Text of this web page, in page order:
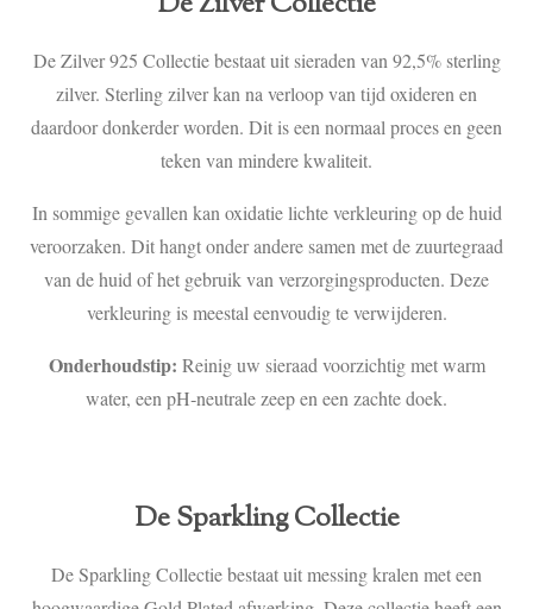
De Zilver 925 Collectie bestaat uit sieraden van 92,5% sterling
zilver. Sterling zilver kan na verloop van tijd oxideren en
daardoor donkerder worden. Dit is een normaal proces en geen
teken van mindere kwaliteit.
In sommige gevallen kan oxidatie lichte verkleuring op de huid
veroorzaken. Dit hangt onder andere samen met de zuurtegraad
van de huid of het gebruik van verzorgingsproducten. Deze
verkleuring is meestal eenvoudig te verwijderen.
Onderhoudstip: Reinig uw sieraad voorzichtig met warm
water, een pH‑neutrale zeep en een zachte doek.
De Sparkling Collectie
De Sparkling Collectie bestaat uit messing kralen met een